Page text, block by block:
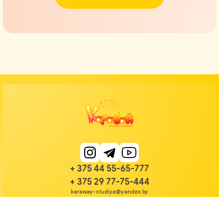
+ 375 44 55-65-777
+ 375 29 77-75-444
karaway-studiya@yandex.by